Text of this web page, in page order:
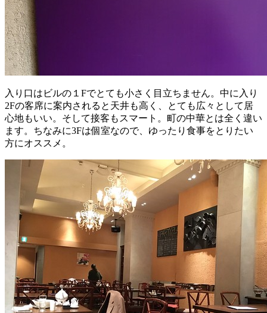
入り口はビルの１Fでとても小さく目立ちません。中に入り
2Fの客席に案内されると天井も高く、とても広々として居
心地もいい。そして接客もスマート。町の中華とは全く違い
ます。ちなみに3Fは個室なので、ゆったり食事をとりたい
方にオススメ。